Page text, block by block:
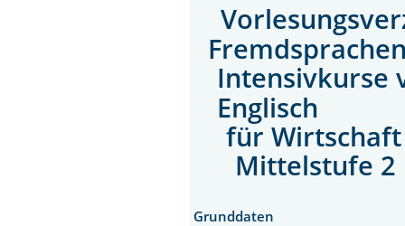
Intensivkurse
Englisch
für Wirtschaft
Mittelstufe 2
Grunddaten